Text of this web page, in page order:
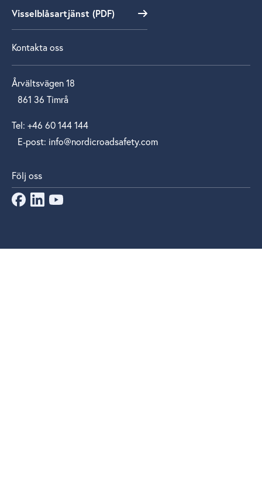
Visselblåsartjänst (PDF)
Kontakta oss
Årvältsvägen 18
861 36 Timrå
Tel: +46 60 144 144
E‑post: info@nordicroadsafety.com
Följ oss